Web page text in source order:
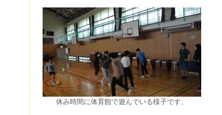
休み時間に体育館で遊んでいる様子です。